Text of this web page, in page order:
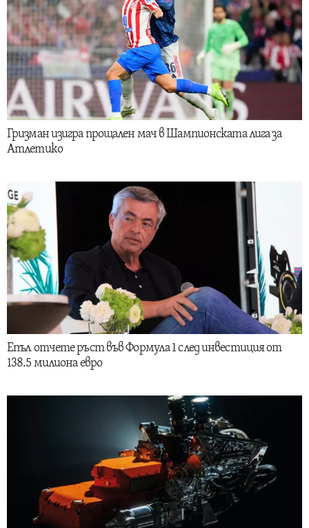
Гризман изигра прощален мач в Шампионската лига за
Атлетико
Епъл отчете ръст във Формула 1 след инвестиция от
138.5 милиона евро